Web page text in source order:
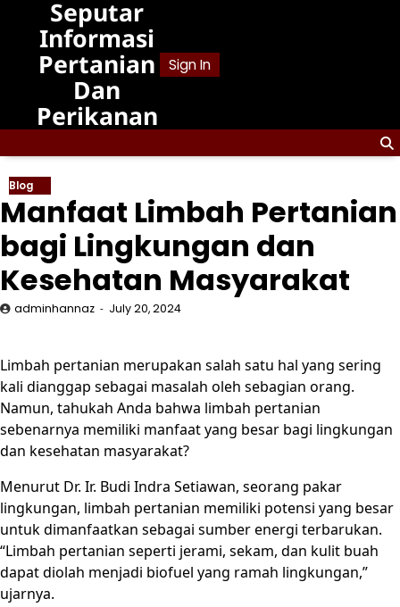
content
Seputar
Informasi
Pertanian
Dan
Perikanan
Sign In
Blog
Manfaat Limbah Pertanian
bagi Lingkungan dan
Kesehatan Masyarakat
adminhannaz July 20, 2024
Limbah pertanian merupakan salah satu hal yang sering
kali dianggap sebagai masalah oleh sebagian orang.
Namun, tahukah Anda bahwa limbah pertanian
sebenarnya memiliki manfaat yang besar bagi lingkungan
dan kesehatan masyarakat?
Menurut Dr. Ir. Budi Indra Setiawan, seorang pakar
lingkungan, limbah pertanian memiliki potensi yang besar
untuk dimanfaatkan sebagai sumber energi terbarukan.
“Limbah pertanian seperti jerami, sekam, dan kulit buah
dapat diolah menjadi biofuel yang ramah lingkungan,”
ujarnya.